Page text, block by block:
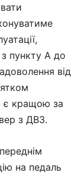
пункту А до
від
є кращою за
з ДВЗ.
на педаль